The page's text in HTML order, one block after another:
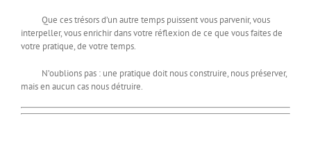
Que ces trésors d’un autre temps puissent vous parvenir, vous
interpeller, vous enrichir dans votre réflexion de ce que vous faites de
votre pratique, de votre temps.
N’oublions pas : une pratique doit nous construire, nous préserver,
mais en aucun cas nous détruire.